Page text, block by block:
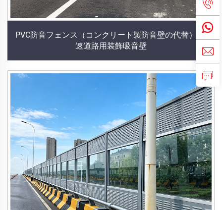
PVC防音フェンス（コンクリート製防音壁の代替） 高
速道路用装飾吸音壁